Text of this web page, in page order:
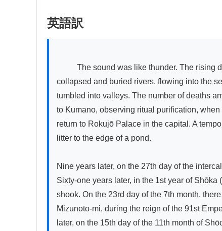
英語訳
collapsed and buried rivers, flowing into the
tumbled into valleys. The number of deaths
to Kumano, observing ritual purification,
return to Rokujō Palace in the capital. A
litter to the edge of a pond.
Nine years later, on the 27th day of the
Sixty-one years later, in the 1st year of
shook. On the 23rd day of the 7th month,
Mizunoto-mi, during the reign of the 91st
later, on the 15th day of the 11th month of